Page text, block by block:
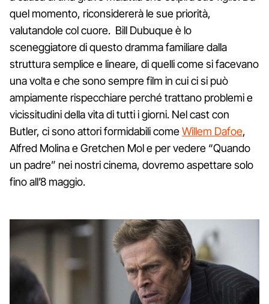
quel momento, riconsidererà le sue priorità,
valutandole col cuore. Bill Dubuque è lo
sceneggiatore di questo dramma familiare dalla
struttura semplice e lineare, di quelli come si facevano
una volta e che sono sempre film in cui ci si può
ampiamente rispecchiare perché trattano problemi e
vicissitudini della vita di tutti i giorni. Nel cast con
Butler, ci sono attori formidabili comeWillem Dafoe,
Alfred Molina e Gretchen Mol e per vedere “Quando
un padre” nei nostri cinema, dovremo aspettare solo
fino all’8 maggio.